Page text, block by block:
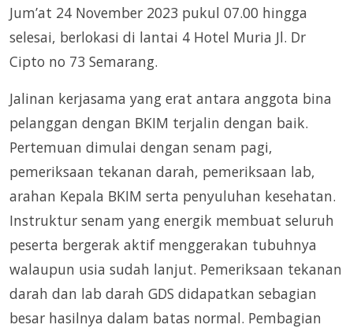
Jum’at 24 November 2023 pukul 07.00 hingga
selesai, berlokasi di lantai 4 Hotel Muria Jl. Dr
Cipto no 73 Semarang.
Jalinan kerjasama yang erat antara anggota bina
pelanggan dengan BKIM terjalin dengan baik.
Pertemuan dimulai dengan senam pagi,
pemeriksaan tekanan darah, pemeriksaan lab,
arahan Kepala BKIM serta penyuluhan kesehatan.
Instruktur senam yang energik membuat seluruh
peserta bergerak aktif menggerakan tubuhnya
walaupun usia sudah lanjut. Pemeriksaan tekanan
darah dan lab darah GDS didapatkan sebagian
besar hasilnya dalam batas normal. Pembagian